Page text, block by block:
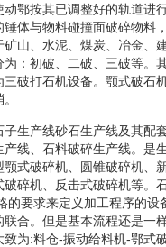
鄂按其已调整好的轨道进
体与物料碰撞面破碎物料
山、水泥、煤炭、冶金、
：初破、二破、三破等。
破打石机设备。颚式破石
生产线砂石生产线及其配
线、石料破碎生产线。是
式破碎机、圆锥破碎机、
碎机、反击式破碎机等。
的要求来定义加工程序的
合。但是基本流程还是
为:料仓-振动给料机-鄂